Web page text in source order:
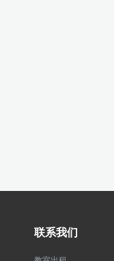
联系我们